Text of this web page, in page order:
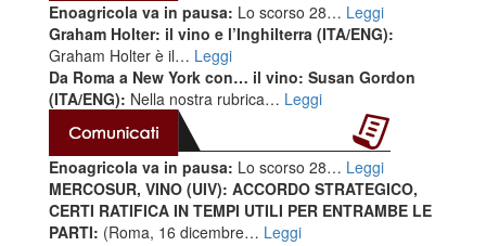
Enoagricola va in pausa: Lo scorso 28… Leggi
Graham Holter: il vino e l’Inghilterra (ITA/ENG):
Graham Holter è il… Leggi
Da Roma a New York con… il vino: Susan Gordon
(ITA/ENG): Nella nostra rubrica… Leggi
Enoagricola va in pausa: Lo scorso 28… Leggi
MERCOSUR, VINO (UIV): ACCORDO STRATEGICO,
CERTI RATIFICA IN TEMPI UTILI PER ENTRAMBE LE
PARTI: (Roma, 16 dicembre… Leggi